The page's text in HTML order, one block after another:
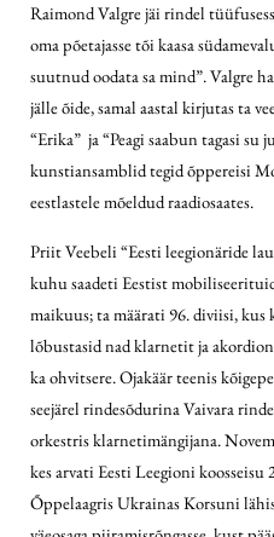
Raimond Valgre jäi rindel
oma põetajasse tõi kaasa
suutnud oodata sa mind”. Valgre
jälle õide, samal aastal kirjutas ta
“Erika” ja “Peagi saabun tagasi
kunstiansamblid tegid õppereisi
eestlastele mõeldud raadiosaates.
Priit Veebeli “Eesti leegionäride
kuhu saadeti Eestist
maikuus; ta määrati 96. diviisi, kus
lõbustasid nad klarnetit ja
ka ohvitsere. Ojakäär teenis
seejärel rindesõdurina Vaivara
orkestris klarnetimängijana.
kes arvati Eesti Leegioni koosseisu
Õppelaagris Ukrainas Korsuni